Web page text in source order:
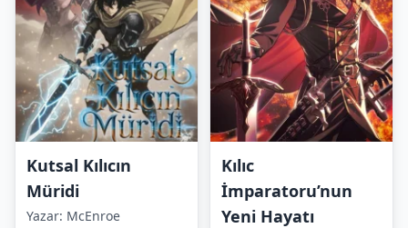
Kutsal Kılıcın
Müridi
Yazar: McEnroe
Kılıc
İmparatoru’nun
Yeni Hayatı